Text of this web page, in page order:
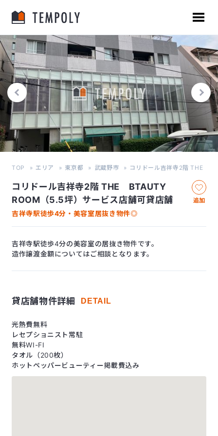
TOP エリア 東京都 武蔵野市 コリドール吉祥寺2階 THE
コリドール吉祥寺2階 THE BTAUTY
ROOM（5.5坪）サービス店舗可貸店舗
吉祥寺駅徒歩4分・美容室居抜き物件◎
追加
吉祥寺駅徒歩4分の美容室の居抜き物件です。
造作譲渡金額についてはご相談となります。
貸店舗物件詳細 DETAIL
光熱費無料
レセプショニスト常駐
無料WI-FI
タオル（200枚）
ホットペッパービューティー掲載費込み